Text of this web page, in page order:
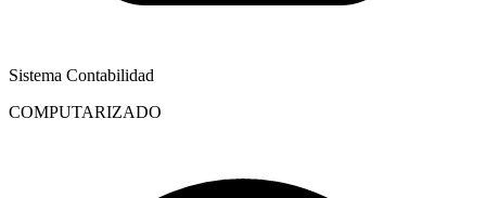
Sistema Contabilidad
COMPUTARIZADO